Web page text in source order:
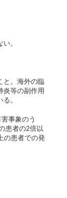
。
と。海外の臨
炎等の副作用
。
事象のう
患者の2倍以
の患者での発